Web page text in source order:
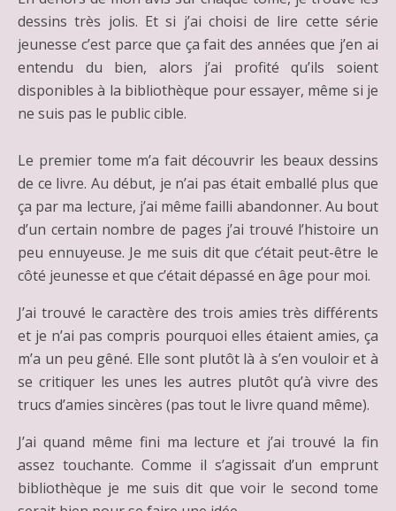
dessins très jolis. Et si j’ai choisi de lire cette série
jeunesse c’est parce que ça fait des années que j’en ai
entendu du bien, alors j’ai profité qu’ils soient
disponibles à la bibliothèque pour essayer, même si je
ne suis pas le public cible.
Le premier tome m’a fait découvrir les beaux dessins
de ce livre. Au début, je n’ai pas était emballé plus que
ça par ma lecture, j’ai même failli abandonner. Au bout
d’un certain nombre de pages j’ai trouvé l’histoire un
peu ennuyeuse. Je me suis dit que c’était peut-être le
côté jeunesse et que c’était dépassé en âge pour moi.
J’ai trouvé le caractère des trois amies très différents
et je n’ai pas compris pourquoi elles étaient amies, ça
m’a un peu gêné. Elle sont plutôt là à s’en vouloir et à
se critiquer les unes les autres plutôt qu’à vivre des
trucs d’amies sincères (pas tout le livre quand même).
J’ai quand même fini ma lecture et j’ai trouvé la fin
assez touchante. Comme il s’agissait d’un emprunt
bibliothèque je me suis dit que voir le second tome